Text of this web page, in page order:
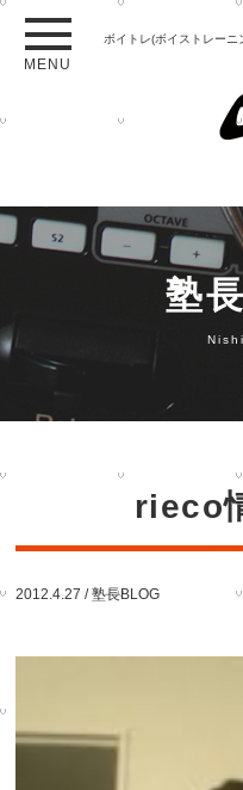
MENU
ボイトレ(ボイストレー
塾
rieco
2012.4.27 /塾長BLOG